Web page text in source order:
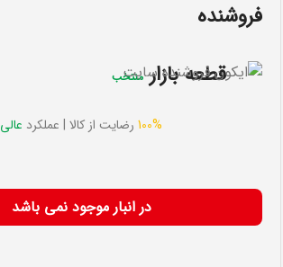
فروشنده
قطعه بازار منتخب
100% رضایت از کالا | عملکرد عالی
در انبار موجود نمی باشد